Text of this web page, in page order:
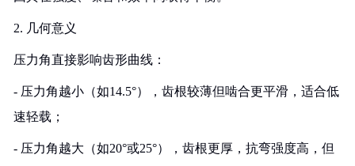
2. 几何意义
压力角直接影响齿形曲线：
- 压力角越小（如14.5°），齿根较薄但啮合更平滑，适合低
速轻载；
- 压力角越大（如20°或25°），齿根更厚，抗弯强度高，但